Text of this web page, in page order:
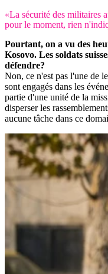
«La sécurité des militaires
pour le moment, rien
Pourtant, on a vu des
Kosovo. Les soldats
défendre?
Non, ce n'est pas l'une de
sont engagés dans les
partie d'une unité de la
disperser les
aucune tâche dans ce